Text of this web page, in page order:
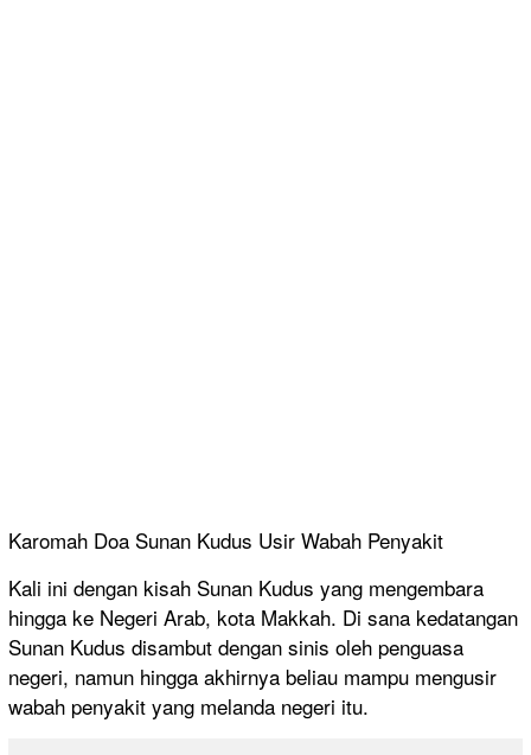
Karomah Doa Sunan Kudus Usir Wabah Penyakit
Kali ini dengan kisah Sunan Kudus yang mengembara
hingga ke Negeri Arab, kota Makkah. Di sana kedatangan
Sunan Kudus disambut dengan sinis oleh penguasa
negeri, namun hingga akhirnya beliau mampu mengusir
wabah penyakit yang melanda negeri itu.